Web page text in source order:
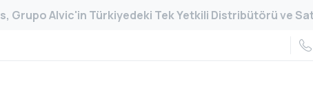
Grupo Alvic'in Türkiyedeki Tek Yetkili Distribütörü ve